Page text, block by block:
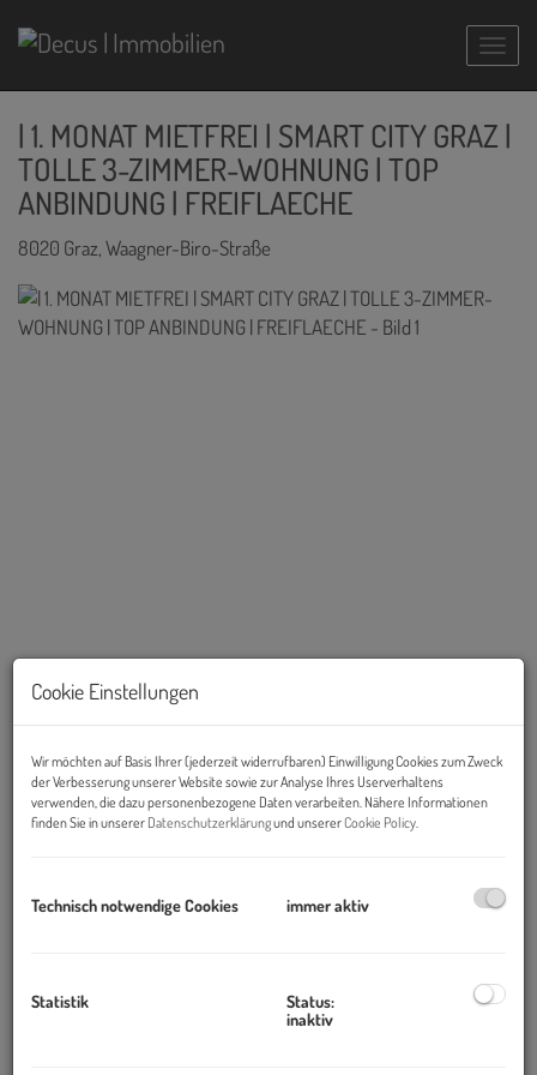
| 1. MONAT MIETFREI | SMART CITY GRAZ |
TOLLE 3-ZIMMER-WOHNUNG | TOP
ANBINDUNG | FREIFLAECHE
8020 Graz, Waagner-Biro-Straße
Die Wohnungen sind
provisionsfreifür die Mieterin/den Mieter.
Cookie Einstellungen
Wir möchten auf Basis Ihrer (jederzeit widerrufbaren) Einwilligung Cookies zum Zweck
der Verbesserung unserer Website sowie zur Analyse Ihres Userverhaltens
verwenden, die dazu personenbezogene Daten verarbeiten. Nähere Informationen
finden Sie in unserer Datenschutzerklärungund unsererCookie Policy.
Technisch notwendige Cookies immer aktiv
Statistik
Status:
inaktiv